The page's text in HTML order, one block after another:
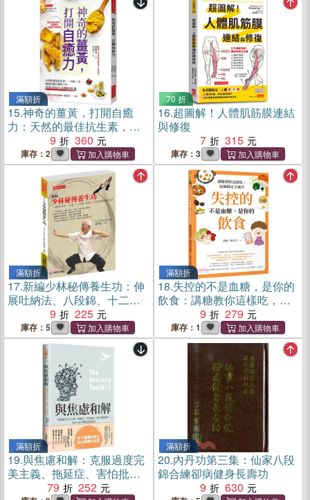
滿額折
15.神奇的薑黃，打開自癒
力：天然的最佳抗生素，一
天吃三次，韓國名醫已連吃
八年，效果有如不必動的有
氧
9 360
庫存：2
70 折
16.超圖解！人體肌筋膜連結
與修復
7
315
庫存：3
滿額折
17.新編少林秘傳養生功：伸
展吐納法、八段錦、十二段
錦、彈肚功、易筋經與卻病
延年法
9 225
庫存：5
滿額折
18.失控的不是血糖，是你的
飲食：講糖教你這樣吃，血
糖穩定不飆升
9 279
庫存：1
滿額折
19.與焦慮和解：克服過度完
美主義、拖延症、害怕批
評，從自我檢測中找回生活
79 252
滿額折
20.內丹功第三集：仙家八段
錦合練卻病健身長壽功
9
630